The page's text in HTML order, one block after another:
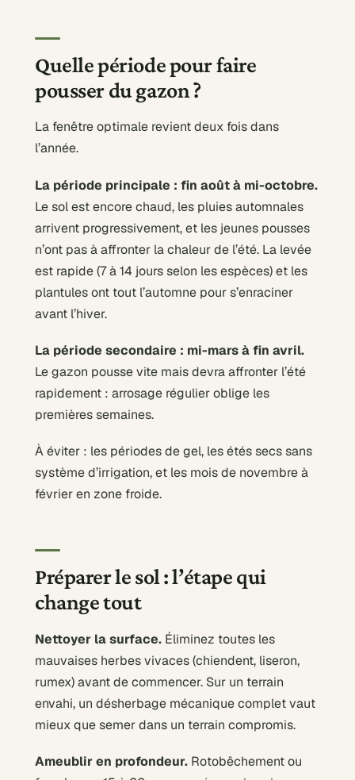
Quelle période pour faire
pousser du gazon ?
La fenêtre optimale revient deux fois dans
l’année.
La période principale : fin août à mi-octobre.
Le sol est encore chaud, les pluies automnales
arrivent progressivement, et les jeunes pousses
n’ont pas à affronter la chaleur de l’été. La levée
est rapide (7 à 14 jours selon les espèces) et les
plantules ont tout l’automne pour s’enraciner
avant l’hiver.
La période secondaire : mi-mars à fin avril.
Le gazon pousse vite mais devra affronter l’été
rapidement : arrosage régulier oblige les
premières semaines.
À éviter : les périodes de gel, les étés secs sans
système d’irrigation, et les mois de novembre à
février en zone froide.
Préparer le sol : l’étape qui
change tout
Nettoyer la surface. Éliminez toutes les
mauvaises herbes vivaces (chiendent, liseron,
rumex) avant de commencer. Sur un terrain
envahi, un désherbage mécanique complet vaut
mieux que semer dans un terrain compromis.
Ameublir en profondeur. Rotobêchement ou